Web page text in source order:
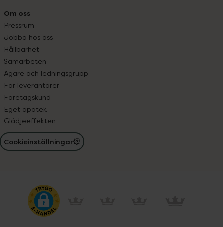
Om oss
Pressrum
Jobba hos oss
Hållbarhet
Samarbeten
Ägare och ledningsgrupp
För leverantörer
Företagskund
Eget apotek
Glädjeeffekten
Cookieinställningar